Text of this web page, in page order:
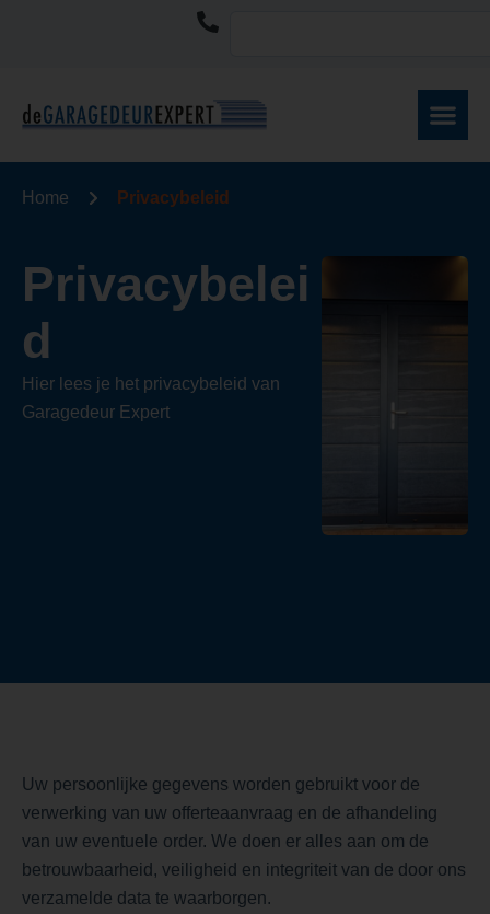
Home Privacybeleid
Privacybelei
d
Hier lees je het privacybeleid van
Garagedeur Expert
Uw persoonlijke gegevens worden gebruikt voor de
verwerking van uw offerteaanvraag en de afhandeling
van uw eventuele order. We doen er alles aan om de
betrouwbaarheid, veiligheid en integriteit van de door ons
verzamelde data te waarborgen.